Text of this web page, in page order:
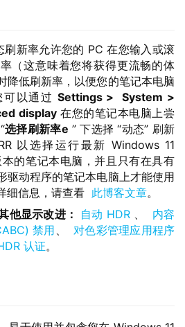
刷新率允许您的 PC 在您输入或滚
（这意味着您将获得更流畅的体
降低刷新率，以便您的笔记本电脑
以通过 Settings >
System >
display在您的笔记本电脑上尝
选择刷新率e ” 下选择 “动态” 刷新
以选择运行最新 Windows 11
的笔记本电脑，并且只有在具有
驱动程序的笔记本电脑上才能使用
细信息，请查看 此博客文章。
他显示改进：
自动 HDR、 内容
禁用 、对色彩管理应用程序
认证。